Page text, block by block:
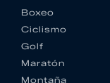
Boxeo
Ciclismo
Golf
Maratón
Montaña